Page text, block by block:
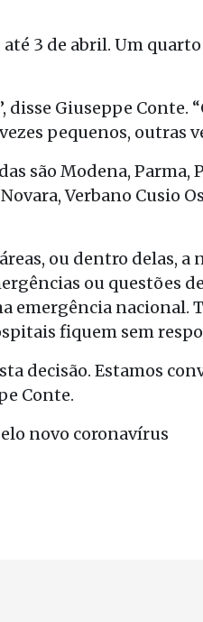
3 de abril. Um
disse Giuseppe Conte.
pequenos, outras
são Modena, Parma,
Verbano Cusio
ou dentro delas, a
ou questões
emergência nacional.
fiquem sem
decisão. Estamos
Conte.
novo coronavírus